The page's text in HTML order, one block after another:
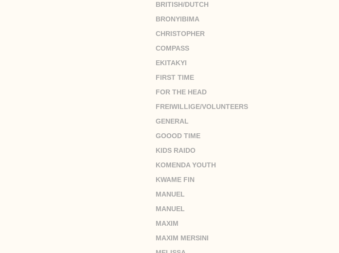
BRITISH/DUTCH
BRONYIBIMA
CHRISTOPHER
COMPASS
EKITAKYI
FIRST TIME
FOR THE HEAD
FREIWILLIGE/VOLUNTEERS
GENERAL
GOOOD TIME
KIDS RAIDO
KOMENDA YOUTH
KWAME FIN
MANUEL
MANUEL
MAXIM
MAXIM MERSINI